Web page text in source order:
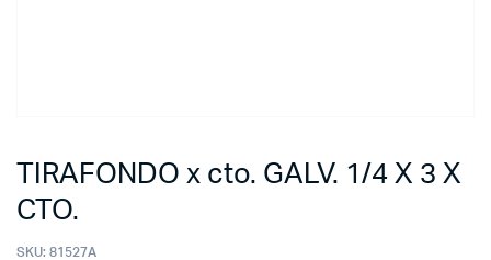
TIRAFONDO x cto. GALV. 1/4 X 3 X
CTO.
SKU: 81527A